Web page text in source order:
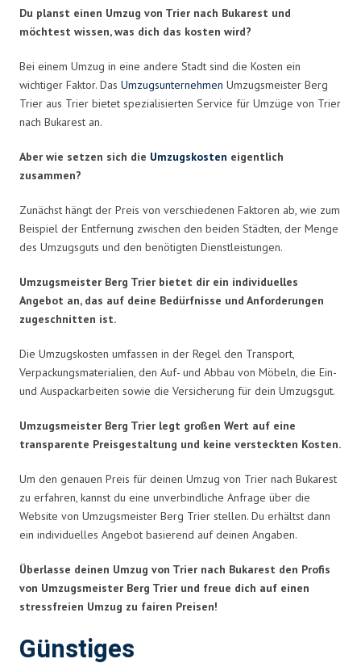
Du planst einen Umzug von Trier nach Bukarest und
möchtest wissen, was dich das kosten wird?
Bei einem Umzug in eine andere Stadt sind die Kosten ein
wichtiger Faktor. Das Umzugsunternehmen Umzugsmeister Berg
Trier aus Trier bietet spezialisierten Service für Umzüge von Trier
nach Bukarest an.
Aber wie setzen sich die Umzugskosten eigentlich
zusammen?
Zunächst hängt der Preis von verschiedenen Faktoren ab, wie zum
Beispiel der Entfernung zwischen den beiden Städten, der Menge
des Umzugsguts und den benötigten Dienstleistungen.
Umzugsmeister Berg Trier bietet dir ein individuelles
Angebot an, das auf deine Bedürfnisse und Anforderungen
zugeschnitten ist.
Die Umzugskosten umfassen in der Regel den Transport,
Verpackungsmaterialien, den Auf- und Abbau von Möbeln, die Ein-
und Auspackarbeiten sowie die Versicherung für dein Umzugsgut.
Umzugsmeister Berg Trier legt großen Wert auf eine
transparente Preisgestaltung und keine versteckten Kosten.
Um den genauen Preis für deinen Umzug von Trier nach Bukarest
zu erfahren, kannst du eine unverbindliche Anfrage über die
Website von Umzugsmeister Berg Trier stellen. Du erhältst dann
ein individuelles Angebot basierend auf deinen Angaben.
Überlasse deinen Umzug von Trier nach Bukarest den Profis
von Umzugsmeister Berg Trier und freue dich auf einen
stressfreien Umzug zu fairen Preisen!
Günstiges